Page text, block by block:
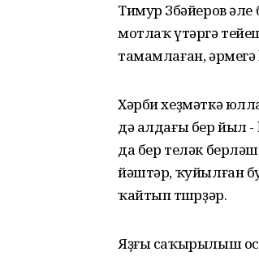
Тимур Зөбәйеров
мотлаҡ үтәргә
тамамлаған, әрмегә
Хәрби хеҙмәткә
дә алдағы бер йыл -
да бер теләк
йәштәр, ҡуйылған
ҡайтып төшөрҙәр.
Яҙғы саҡырылыш